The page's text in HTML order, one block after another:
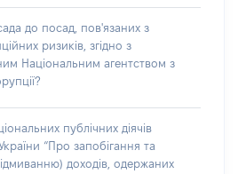
до посад, пов'язаних з
ризиків, згідно з
Національним агентством з
публічних діячів
“Про запобігання та
доходів, одержаних